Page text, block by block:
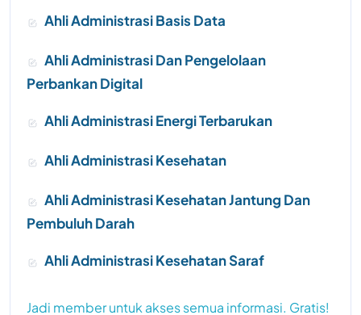
Ahli Administrasi Basis Data
Ahli Administrasi Dan Pengelolaan
Perbankan Digital
Ahli Administrasi Energi Terbarukan
Ahli Administrasi Kesehatan
Ahli Administrasi Kesehatan Jantung Dan
Pembuluh Darah
Ahli Administrasi Kesehatan Saraf
Jadi member untuk akses semua informasi. Gratis!